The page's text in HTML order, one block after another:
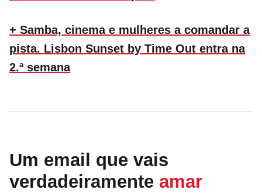
+ Samba, cinema e mulheres a comandar a
pista. Lisbon Sunset by Time Out entra na
2.ª semana
Um email que vais
verdadeiramente amar